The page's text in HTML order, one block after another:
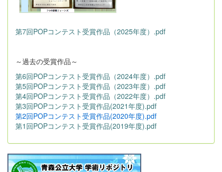
第7回POPコンテスト受賞作品（2025年度）.pdf
～過去の受賞作品～
第6回POPコンテスト受賞作品（2024年度）.pdf
第5回POPコンテスト受賞作品（2023年度）.pdf
第4回POPコンテスト受賞作品（2022年度）.pdf
第3回POPコンテスト受賞作品(2021年度).pdf
第2回POPコンテスト受賞作品(2020年度).pdf
第1回POPコンテスト受賞作品(2019年度).pdf